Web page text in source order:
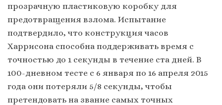
прозрачную пластиковую коробку для
предотвращения взлома. Испытание
подтвердило, что конструкция часов
Харрисона способна поддерживать время с
точностью до 1 секунды в течение ста дней. В
100-дневном тесте с 6 января по 16 апреля 2015
года они потеряли 5/8 секунды, чтобы
претендовать на звание самых точных